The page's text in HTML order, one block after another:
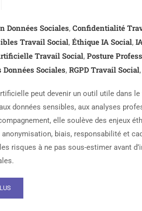
Données Sociales, Confidentialité
Travail Social, Éthique IA Social,
Travail Social, Posture
Données Sociales, RGPD Travail Social,
peut devenir un outil utile dans
données sensibles, aux analyses
elle soulève des enjeux
anonymisation, biais, responsabilité et
risques à ne pas sous-estimer avant